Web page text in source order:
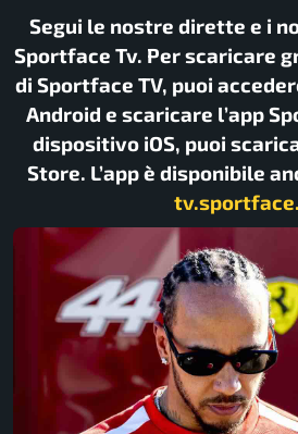
Segui le nostre dirette e i
Sportface Tv. Per scaricare
di Sportface TV, puoi
Android e scaricare l’app
dispositivo iOS, puoi
Store. L’app è disponibile